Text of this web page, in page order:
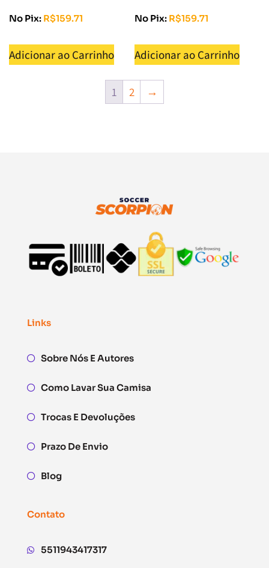
No Pix: R$159.71
Adicionar ao Carrinho
No Pix: R$159.71
Adicionar ao Carrinho
1 2 →
Links
Sobre Nós E Autores
Como Lavar Sua Camisa
Trocas E Devoluções
Prazo De Envio
Blog
Contato
5511943417317